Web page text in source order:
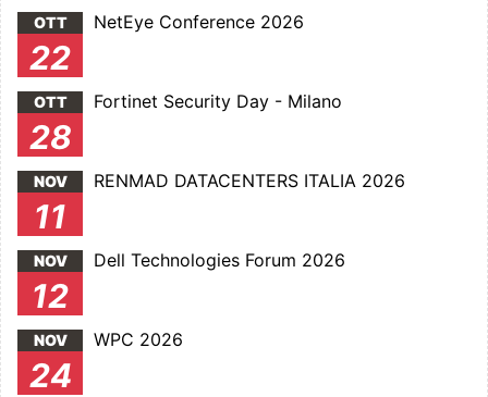
OTT
22
NetEye Conference 2026
OTT
28
Fortinet Security Day - Milano
NOV
11
RENMAD DATACENTERS ITALIA 2026
NOV
12
Dell Technologies Forum 2026
NOV
24
WPC 2026